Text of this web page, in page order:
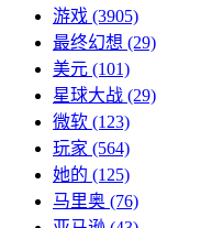
游戏 (3905)
最终幻想 (29)
美元 (101)
星球大战 (29)
微软 (123)
玩家 (564)
她的 (125)
马里奥 (76)